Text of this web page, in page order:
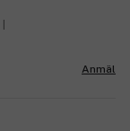
Anmäl